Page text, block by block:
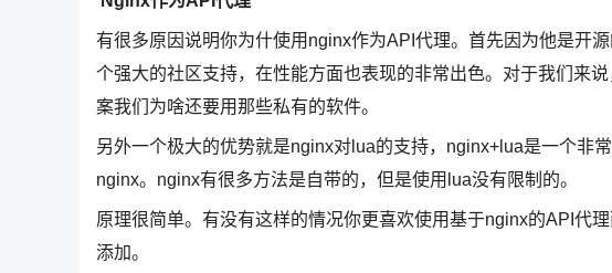
有很多原因说明你为什使用nginx作为API代理。首先因为他是开
个强大的社区支持，在性能方面也表现的非常出色。对于我们来
案我们为啥还要用那些私有的软件。
另外一个极大的优势就是nginx对lua的支持，nginx+lua是一个非
nginx。nginx有很多方法是自带的，但是使用lua没有限制的。
原理很简单。有没有这样的情况你更喜欢使用基于nginx的API代
添加。